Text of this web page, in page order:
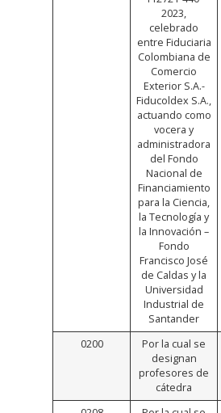
2023,
celebrado
entre Fiduciaria
Colombiana de
Comercio
Exterior S.A.-
Fiducoldex S.A.,
actuando como
vocera y
administradora
del Fondo
Nacional de
Financiamiento
para la Ciencia,
la Tecnología y
la Innovación –
Fondo
Francisco José
de Caldas y la
Universidad
Industrial de
Santander
0200
Por la cual se
designan
profesores de
cátedra